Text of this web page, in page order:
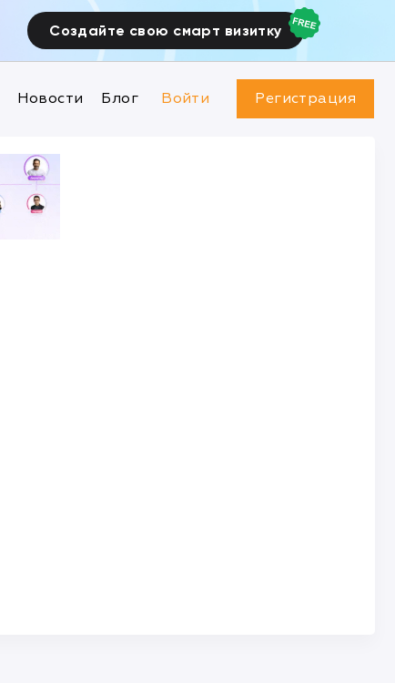
Создайте свою смарт визитку
Новости Блог Войти Регистрация